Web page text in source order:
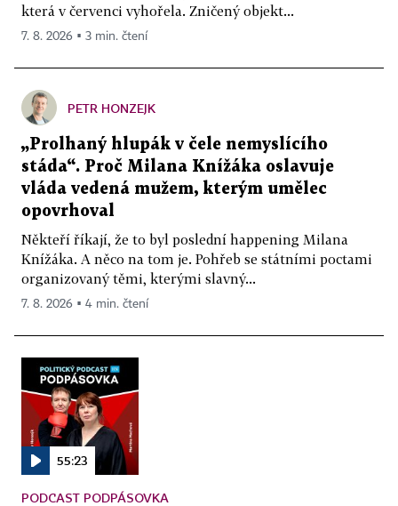
která v červenci vyhořela. Zničený objekt...
7. 8. 2026 ▪ 3 min. čtení
PETR HONZEJK
„Prolhaný hlupák v čele nemyslícího
stáda“. Proč Milana Knížáka oslavuje
vláda vedená mužem, kterým umělec
opovrhoval
Někteří říkají, že to byl poslední happening Milana
Knížáka. A něco na tom je. Pohřeb se státními poctami
organizovaný těmi, kterými slavný...
7. 8. 2026 ▪ 4 min. čtení
55:23
PODCAST PODPÁSOVKA